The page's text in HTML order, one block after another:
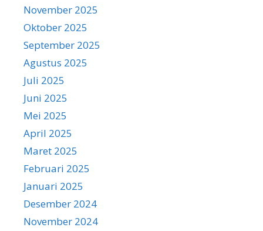
November 2025
Oktober 2025
September 2025
Agustus 2025
Juli 2025
Juni 2025
Mei 2025
April 2025
Maret 2025
Februari 2025
Januari 2025
Desember 2024
November 2024